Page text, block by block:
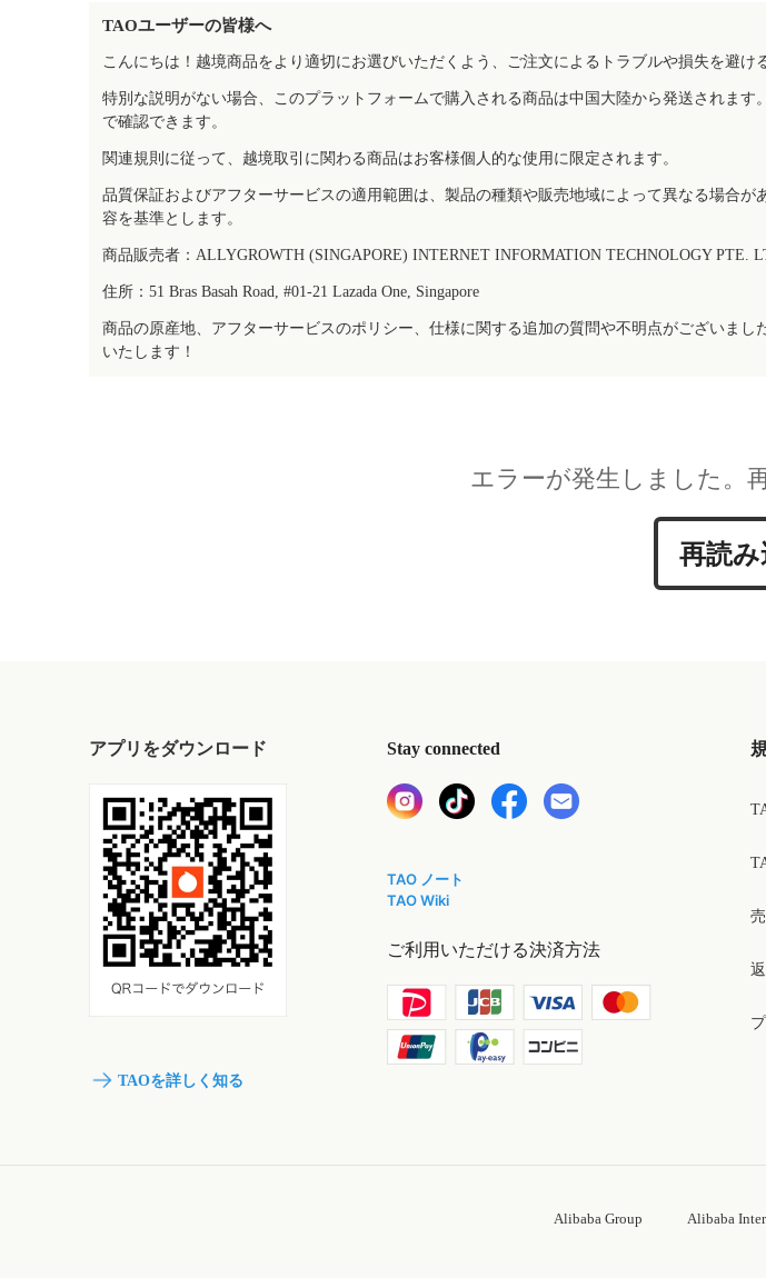
TAOユーザーの皆様へ
こんにちは！越境商品をより適切にお選びいただくよう、ご注文によるトラブルや損失を避
特別な説明がない場合、このプラットフォームで購入される商品は中国大陸から発送されま
で確認できます。
関連規則に従って、越境取引に関わる商品はお客様個人的な使用に限定されます。
品質保証およびアフターサービスの適用範囲は、製品の種類や販売地域によって異なる場合
容を基準とします。
商品販売者：ALLYGROWTH (SINGAPORE) INTERNET INFORMATION TECHNOLOGY PTE.
住所：51 Bras Basah Road, #01-21 Lazada One, Singapore
商品の原産地、アフターサービスのポリシー、仕様に関する追加の質問や不明点がございま
いたします！
エラーが発生しました。
再読
アプリをダウンロード
TAOを詳しく知る
Stay connected
TAO ノート
TAO Wiki
ご利用いただける決済方法
Alibaba Group Alibaba